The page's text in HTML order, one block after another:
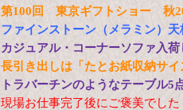
第100回 東京ギフトショー 秋
ファインストーン（メラミン）
カジュアル・コーナーソファ入荷
長引き出しは「たとお紙収納サ
トラバーチンのようなテーブル5
現場お仕事完了後にご褒美でした